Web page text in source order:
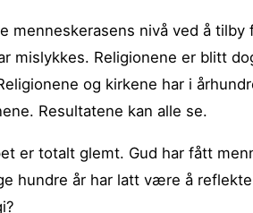
menneskerasens nivå ved å
mislykkes. Religionene er blitt
og kirkene har i
Resultatene kan alle se.
er totalt glemt. Gud har fått
hundre år har latt være å